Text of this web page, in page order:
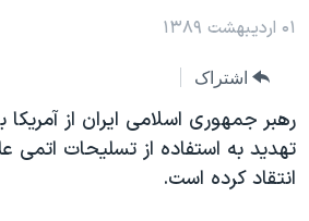
صفحه
اصلی
جهش
جستجو
جهان
ویژه برنامه‌ها
ویدیوها
صفحه‌های ویژه
بایگانی برنامه‌های تلویزیونی
فرکانس‌های صدای آمریکا
یادگیری زبان انگلیسی
۰۱ اردیبهشت ۱۳۸۹
اشتراک
رهبر جمهوری اسلامی ایران از آمریکا
تهدید به استفاده از تسلیحات اتمی
انتقاد کرده است.